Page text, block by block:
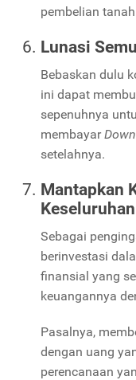
pembelian
Lunasi
Bebaskan dulu
ini dapat
sepenuhnya
membayar
setelahnya.
Mantapkan
Keseluruhan
Sebagai
berinvestasi
finansial yang
keuangannya
Pasalnya,
dengan uang
perencanaan